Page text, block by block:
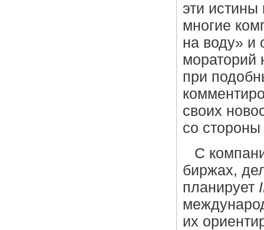
эти
многие
на воду» и
мораторий
при
своих
со
С
биржах,
планирует
их